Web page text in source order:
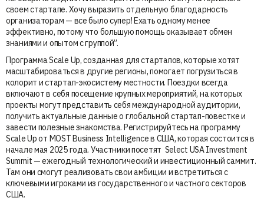
своем стартапе. Хочу выразить отдельную благодарность
организаторам — все было супер! Ехать одному менее
эффективно, потому что большую помощь оказывает обмен
знаниями и опытом с группой”.
Программа Scale Up, созданная для стартапов, которые хотят
масштабироваться в другие регионы, помогает погрузиться в
колорит и стартап-экосистему местности. Поездки всегда
включают в себя посещение крупных мероприятий, на которых
проекты могут представить себя международной аудитории,
получить актуальные данные о глобальной стартап-повестке и
завести полезные знакомства. Регистрируйтесь на программу
Scale Up от MOST Business Intelligence в США, которая состоится в
начале мая 2025 года. Участники посетят Select USA Investment
Summit — ежегодный технологический и инвестиционный саммит.
Там они смогут реализовать свои амбиции и встретиться с
ключевыми игроками из государственного и частного секторов
США.